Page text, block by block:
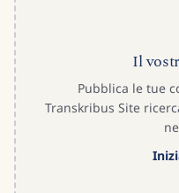
Il
Pubblica le tue
Transkribus Site